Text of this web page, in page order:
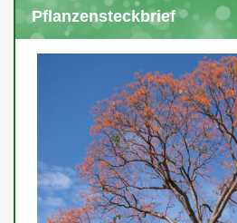
Pflanzensteckbrief